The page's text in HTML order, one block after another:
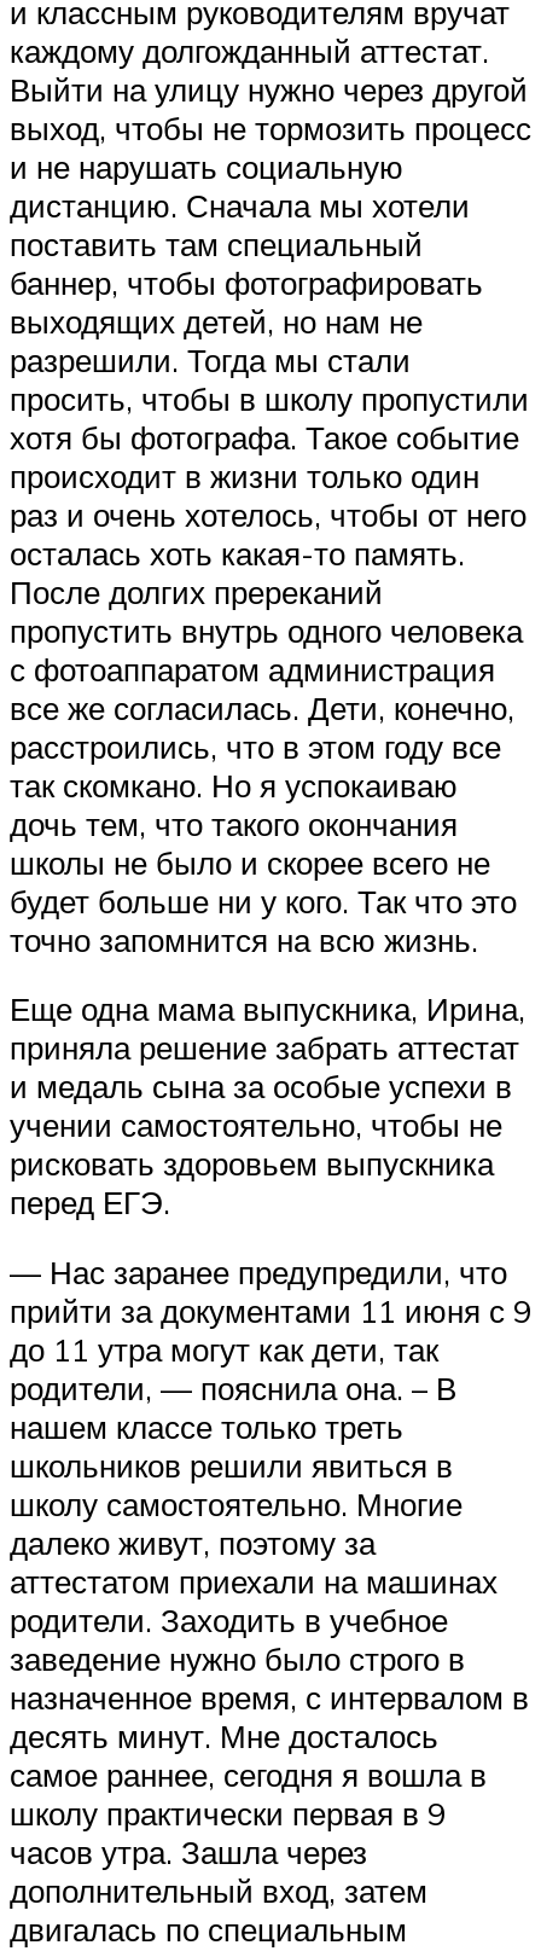
и классным руководителям вручат
каждому долгожданный аттестат.
Выйти на улицу нужно через другой
выход, чтобы не тормозить процесс
и не нарушать социальную
дистанцию. Сначала мы хотели
поставить там специальный
баннер, чтобы фотографировать
выходящих детей, но нам не
разрешили. Тогда мы стали
просить, чтобы в школу пропустили
хотя бы фотографа. Такое событие
происходит в жизни только один
раз и очень хотелось, чтобы от него
осталась хоть какая-то память.
После долгих пререканий
пропустить внутрь одного человека
с фотоаппаратом администрация
все же согласилась. Дети, конечно,
расстроились, что в этом году все
так скомкано. Но я успокаиваю
дочь тем, что такого окончания
школы не было и скорее всего не
будет больше ни у кого. Так что это
точно запомнится на всю жизнь.
Еще одна мама выпускника, Ирина,
приняла решение забрать аттестат
и медаль сына за особые успехи в
учении самостоятельно, чтобы не
рисковать здоровьем выпускника
перед ЕГЭ.
— Нас заранее предупредили, что
прийти за документами 11 июня с 9
до 11 утра могут как дети, так
родители, — пояснила она. – В
нашем классе только треть
школьников решили явиться в
школу самостоятельно. Многие
далеко живут, поэтому за
аттестатом приехали на машинах
родители. Заходить в учебное
заведение нужно было строго в
назначенное время, с интервалом в
десять минут. Мне досталось
самое раннее, сегодня я вошла в
школу практически первая в 9
часов утра. Зашла через
дополнительный вход, затем
двигалась по специальным